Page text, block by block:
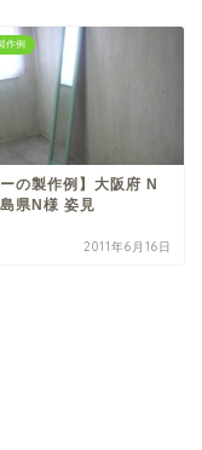
作例
ーの製作例】大阪府 N
県N様 姿見
2011年6月16日